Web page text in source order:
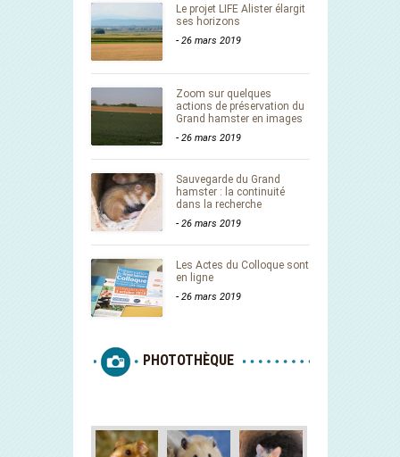
Le projet LIFE Alister élargit
ses horizons
- 26 mars 2019
Zoom sur quelques
actions de préservation du
Grand hamster en images
- 26 mars 2019
Sauvegarde du Grand
hamster : la continuité
dans la recherche
- 26 mars 2019
Les Actes du Colloque sont
en ligne
- 26 mars 2019
PHOTOTHÈQUE